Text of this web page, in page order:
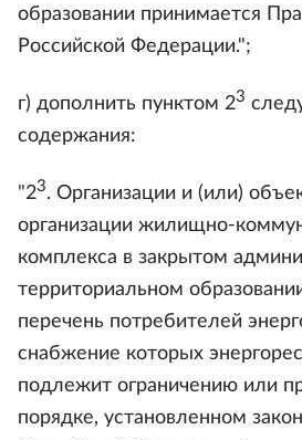
образовании принимается
Российской Федерации.";
г) дополнить пунктом 23
содержания:
"23. Организации и (или)
организации жилищно-
комплекса в закрытом
территориальном
перечень потребителей
снабжение которых
подлежит ограничению или
порядке, установленном